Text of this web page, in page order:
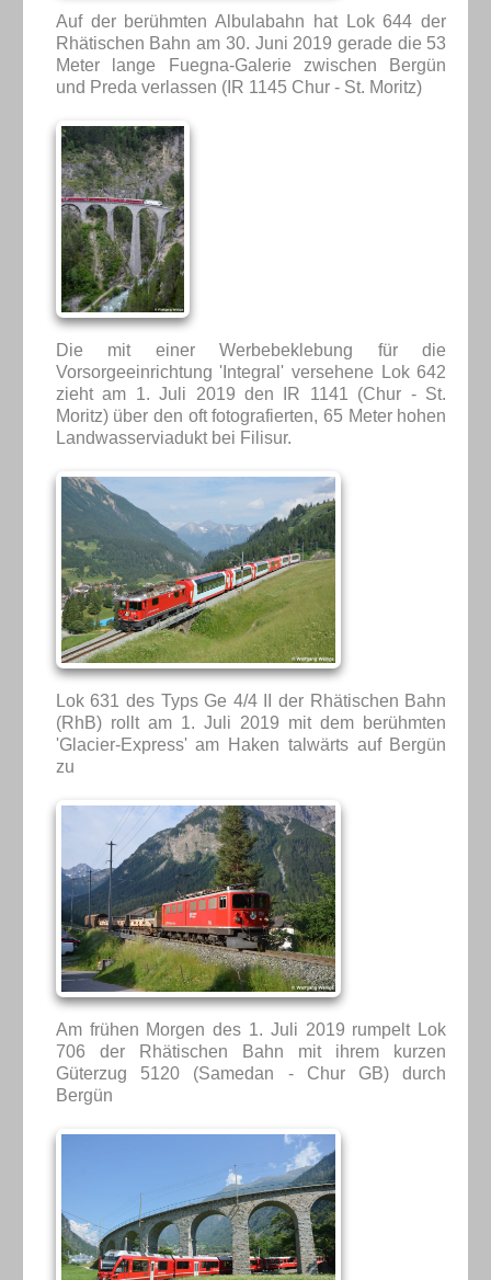
Auf der berühmten Albulabahn hat Lok 644 der
Rhätischen Bahn am 30. Juni 2019 gerade die 53
Meter lange Fuegna-Galerie zwischen Bergün
und Preda verlassen (IR 1145 Chur - St. Moritz)
Die mit einer Werbebeklebung für die
Vorsorgeeinrichtung 'Integral' versehene Lok 642
zieht am 1. Juli 2019 den IR 1141 (Chur - St.
Moritz) über den oft fotografierten, 65 Meter hohen
Landwasserviadukt bei Filisur.
Lok 631 des Typs Ge 4/4 II der Rhätischen Bahn
(RhB) rollt am 1. Juli 2019 mit dem berühmten
'Glacier-Express' am Haken talwärts auf Bergün
zu
Am frühen Morgen des 1. Juli 2019 rumpelt Lok
706 der Rhätischen Bahn mit ihrem kurzen
Güterzug 5120 (Samedan - Chur GB) durch
Bergün